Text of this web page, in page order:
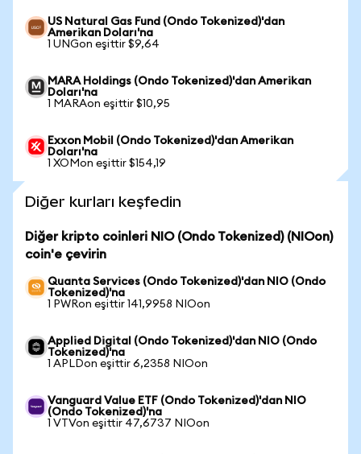
US Natural Gas Fund (Ondo Tokenized)'dan
Amerikan Doları'na
1 UNGon eşittir $9,64
MARA Holdings (Ondo Tokenized)'dan Amerikan
Doları'na
1 MARAon eşittir $10,95
Exxon Mobil (Ondo Tokenized)'dan Amerikan
Doları'na
1 XOMon eşittir $154,19
Diğer kurları keşfedin
Diğer kripto coinleri NIO (Ondo Tokenized) (NIOon)
coin'e çevirin
Quanta Services (Ondo Tokenized)'dan NIO (Ondo
Tokenized)'na
1 PWRon eşittir 141,9958 NIOon
Applied Digital (Ondo Tokenized)'dan NIO (Ondo
Tokenized)'na
1 APLDon eşittir 6,2358 NIOon
Vanguard Value ETF (Ondo Tokenized)'dan NIO
(Ondo Tokenized)'na
1 VTVon eşittir 47,6737 NIOon